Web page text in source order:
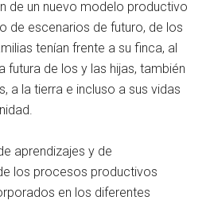
de un nuevo modelo productivo
de escenarios de futuro, de los
tenían frente a su finca, al
futura de los y las hijas, también
a la tierra e incluso a sus vidas
aprendizajes y de
los procesos productivos
en los diferentes